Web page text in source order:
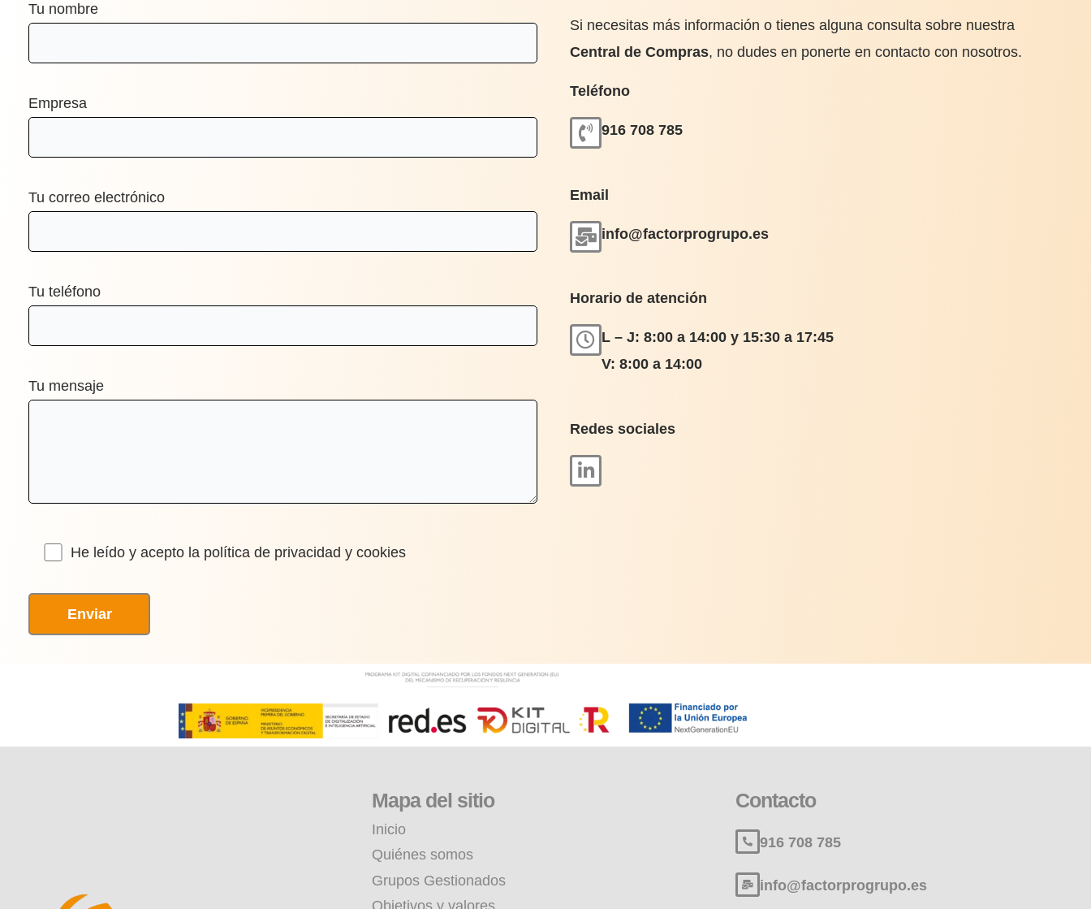
Tu nombre
Empresa
Tu correo electrónico
Tu teléfono
Tu mensaje
He leído y acepto la política de privacidad y cookies
Si necesitas más información o tienes alguna consulta sobre nuestra
Central de Compras, no dudes en ponerte en contacto con nosotros.
Teléfono
916 708 785
Email
info@factorprogrupo.es
Horario de atención
L – J: 8:00 a 14:00 y 15:30 a 17:45
V: 8:00 a 14:00
Redes sociales
Mapa del sitio
Inicio
Quiénes somos
Grupos Gestionados
Objetivos y valores
Contacto
916 708 785
info@factorprogrupo.es